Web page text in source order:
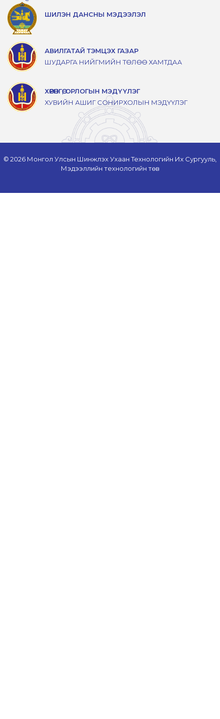
ШИЛЭН ДАНСНЫ МЭДЭЭЛЭЛ
АВИЛГАТАЙ ТЭМЦЭХ ГАЗАР
ШУДАРГА НИЙГМИЙН ТӨЛӨӨ ХАМТДАА
ХӨРӨНГӨ, ОРЛОГЫН МЭДҮҮЛЭГ
ХУВИЙН АШИГ СОНИРХОЛЫН МЭДҮҮЛЭГ
© 2026 Монгол Улсын Шинжлэх Ухаан Технологийн Их Сургууль,
Мэдээллийн технологийн төв